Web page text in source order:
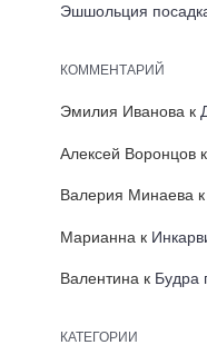
Эшшольция
КОММЕНТАРИЙ
Эмилия Иванова к
Алексей Воронцов к
Валерия Минаева к
Марианна к
Валентина к Будра
КАТЕГОРИИ